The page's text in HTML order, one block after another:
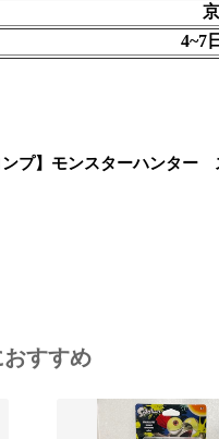
4~7
プ】モンスターハンター
すすめ